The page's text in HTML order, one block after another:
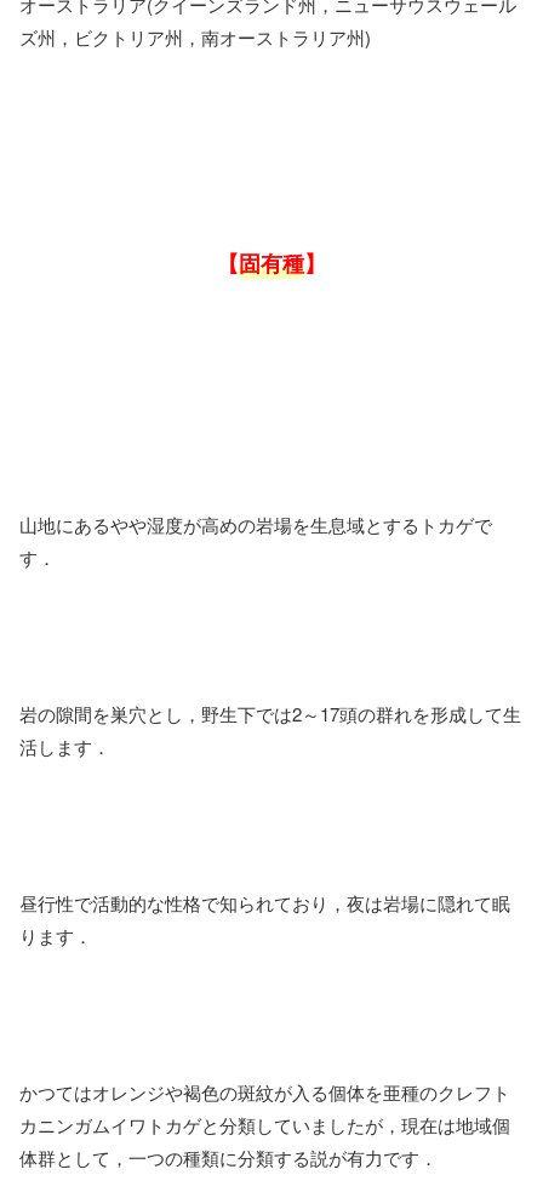
ズ州，ビクトリア州，南オーストラリア州)
【固有種】
山地にあるやや湿度が高めの岩場を生息域とするトカゲで
す．
岩の隙間を巣穴とし，野生下では2～17頭の群れを形成して生
活します．
昼行性で活動的な性格で知られており，夜は岩場に隠れて眠
ります．
かつてはオレンジや褐色の斑紋が入る個体を亜種のクレフト
カニンガムイワトカゲと分類していましたが，現在は地域個
体群として，一つの種類に分類する説が有力です．